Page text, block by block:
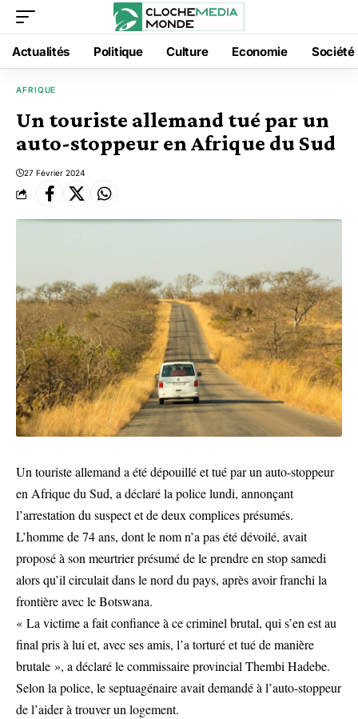
Actualités Politique Culture Economie Société
AFRIQUE
Un touriste allemand tué par un
auto-stoppeur en Afrique du Sud
27 Février 2024
Un touriste allemand a été dépouillé et tué par un auto-stoppeur
en Afrique du Sud, a déclaré la police lundi, annonçant
l’arrestation du suspect et de deux complices présumés.
L’homme de 74 ans, dont le nom n’a pas été dévoilé, avait
proposé à son meurtrier présumé de le prendre en stop samedi
alors qu’il circulait dans le nord du pays, après avoir franchi la
frontière avec le Botswana.
« La victime a fait confiance à ce criminel brutal, qui s’en est au
final pris à lui et, avec ses amis, l’a torturé et tué de manière
brutale », a déclaré le commissaire provincial Thembi Hadebe.
Selon la police, le septuagénaire avait demandé à l’auto-stoppeur
de l’aider à trouver un logement.